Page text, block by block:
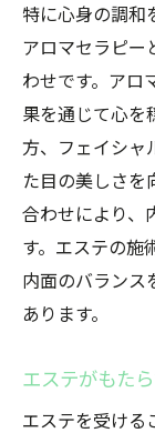
特に心身の調和
アロマセラピー
わせです。アロ
果を通じて心を
方、フェイシャ
た目の美しさを
合わせにより、
す。エステの施
内面のバランス
あります。
エステがもた
エステを受ける